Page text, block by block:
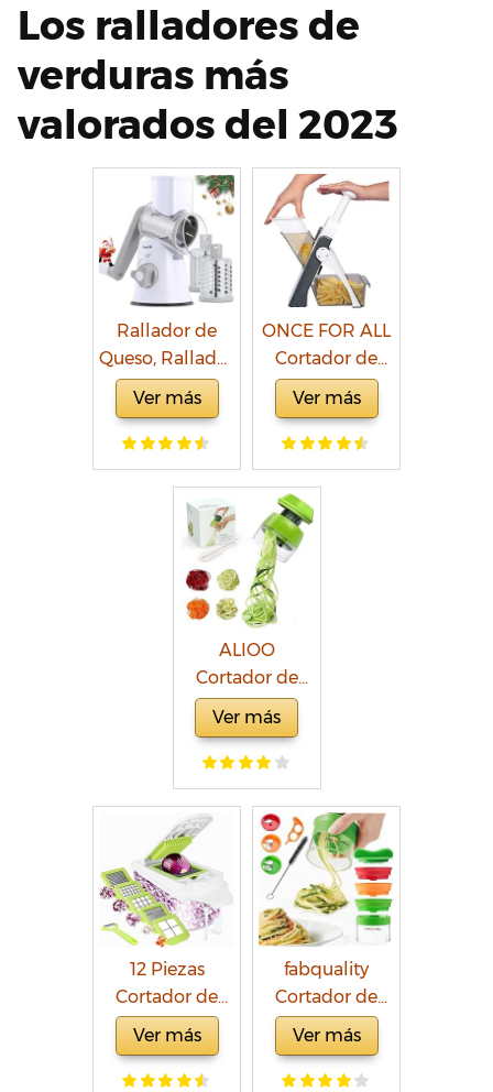
Los ralladores de
verduras más
valorados del 2023
Rallador de
Queso, Rallador
Verduras con 3
Cuchillas de
Tambor,
Rallador
Corte más
Rápido y Fácil,
Cortadora de
Verduras Ideal
Zanahoria,
Nueces, etc.
Ver más
ONCE FOR ALL
Cortador de
Verdura
Multifuncional
con Cuchillas
de Acero
Inoxidable,
Mandolina de
Cocina Manual,
Espirilizador
Cortador de
Hogar
Ver más
ALIOO
Cortador de
Verduras -
Rallador de
Verduras 4 en 1
Verduras
Cortador,Calab
acin
Pasta,Cortador
en Espiral
Manual,Adecua
do para
Zanahorias,Pep
inos,etc
Ver más
12 Piezas
Cortador de
Verdura
Mandolina de
Verduras
Ver más
fabquality
Cortador de
Verduras de
Plástico y Acero
inoxidable,
Ver más